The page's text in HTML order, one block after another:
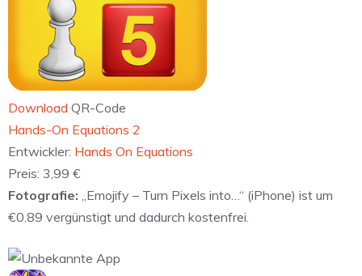
Download QR-Code
‎Hands-On Equations 2
Entwickler: Hands On Equations
Preis: 3,99 €
Fotografie: „Emojify – Turn Pixels into…“ (iPhone) ist um
€0.89 vergünstigt und dadurch kostenfrei.